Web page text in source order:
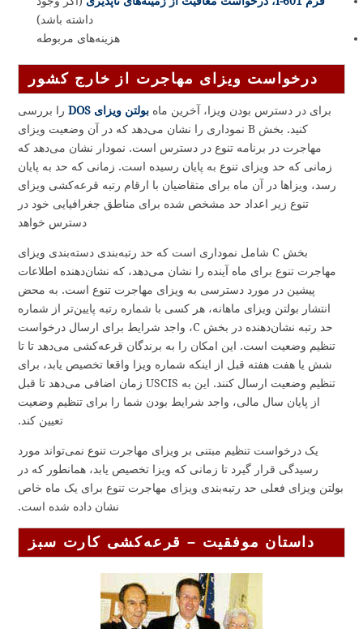
داشته باشد)
هزینه‌های مربوطه
درخواست ویزای مهاجرت از خارج کشور
برای در دسترس بودن ویزا، آخرین ماهبولتن ویزای DOS
را بررسی
کنید. بخش B نموداری را نشان می‌دهد که در آن وضعیت ویزای
مهاجرت در برنامه تنوع در دسترس است. نمودار نشان می‌دهد که
زمانی که حد ویزای تنوع به پایان رسیده است. زمانی که حد به پایان
رسد، ویزاها در آن ماه برای متقاضیان با ارقام رتبه قرعه‌کشی ویزای
تنوع زیر اعداد حد مشخص شده برای مناطق جغرافیایی خود در
دسترس خواهد
بخش C شامل نموداری است که حد رتبه‌بندی دسته‌بندی ویزای
مهاجرت تنوع برای ماه آینده را نشان می‌دهد، که نشان‌دهنده اطلاعات
پیشین در مورد دسترسی به ویزای مهاجرت تنوع است. به محض
انتشار بولتن ویزای ماهانه، هر کسی با شماره رتبه پایین‌تر از شماره
حد رتبه نشان‌دهنده در بخش C، واجد شرایط برای ارسال درخواست
تنظیم وضعیت است. این امکان را به برندگان قرعه‌کشی می‌دهد تا تا
شش یا هفت هفته قبل از اینکه شماره ویزا واقعا تخصیص یابد، برای
تنظیم وضعیت ارسال کنند. این به USCIS زمان اضافی می‌دهد تا قبل
از پایان سال مالی، واجد شرایط بودن شما را برای تنظیم وضعیت
تعیین کند.
یک درخواست تنظیم مبتنی بر ویزای مهاجرت تنوع نمی‌تواند مورد
رسیدگی قرار گیرد تا زمانی که ویزا تخصیص یابد، همانطور که در
بولتن ویزای فعلی حد رتبه‌بندی ویزای مهاجرت تنوع برای یک ماه خاص
نشان داده شده است.
داستان موفقیت – قرعه‌کشی کارت سبز